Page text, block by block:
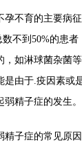
育的主要病征
数不到50%的患
，如淋球菌杂菌
是由于.疫因素或
精子症的发生。
子症的常见原因